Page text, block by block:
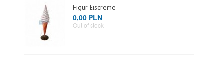
Figur Eiscreme
0,00 PLN
Out of stock